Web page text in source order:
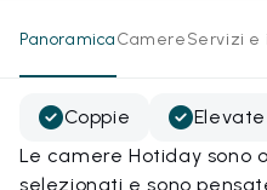
PanoramicaCamereServizi e
Coppie
Elevate
Le camere Hotiday sono
selezionati e sono